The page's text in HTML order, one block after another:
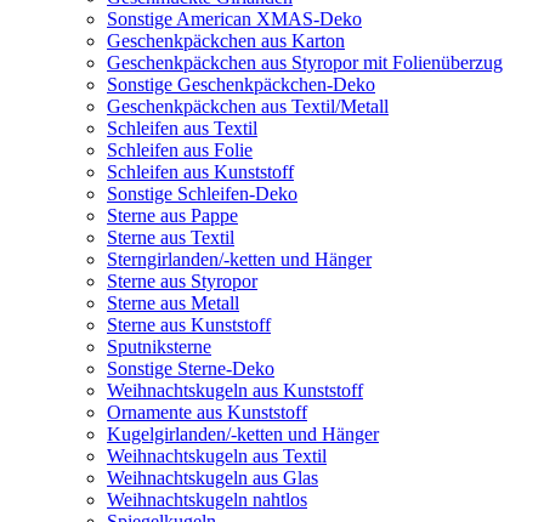
Sonstige American XMAS-Deko
Geschenkpäckchen aus Karton
Geschenkpäckchen aus Styropor mit Folienüberzug
Sonstige Geschenkpäckchen-Deko
Geschenkpäckchen aus Textil/Metall
Schleifen aus Textil
Schleifen aus Folie
Schleifen aus Kunststoff
Sonstige Schleifen-Deko
Sterne aus Pappe
Sterne aus Textil
Sterngirlanden/-ketten und Hänger
Sterne aus Styropor
Sterne aus Metall
Sterne aus Kunststoff
Sputniksterne
Sonstige Sterne-Deko
Weihnachtskugeln aus Kunststoff
Ornamente aus Kunststoff
Kugelgirlanden/-ketten und Hänger
Weihnachtskugeln aus Textil
Weihnachtskugeln aus Glas
Weihnachtskugeln nahtlos